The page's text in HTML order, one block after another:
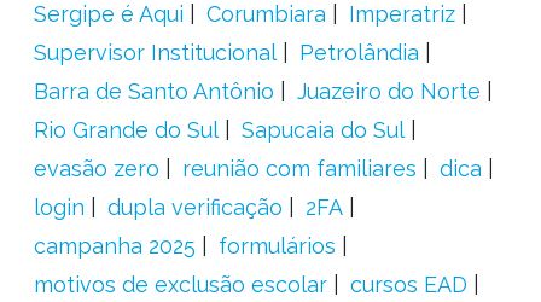
Sergipe é Aqui
Corumbiara
Imperatriz
Supervisor Institucional
Petrolândia
Barra de Santo Antônio
Juazeiro do Norte
Rio Grande do Sul
Sapucaia do Sul
evasão zero
reunião com familiares
dica
login
dupla verificação
2FA
campanha 2025
formulários
motivos de exclusão escolar
cursos EAD